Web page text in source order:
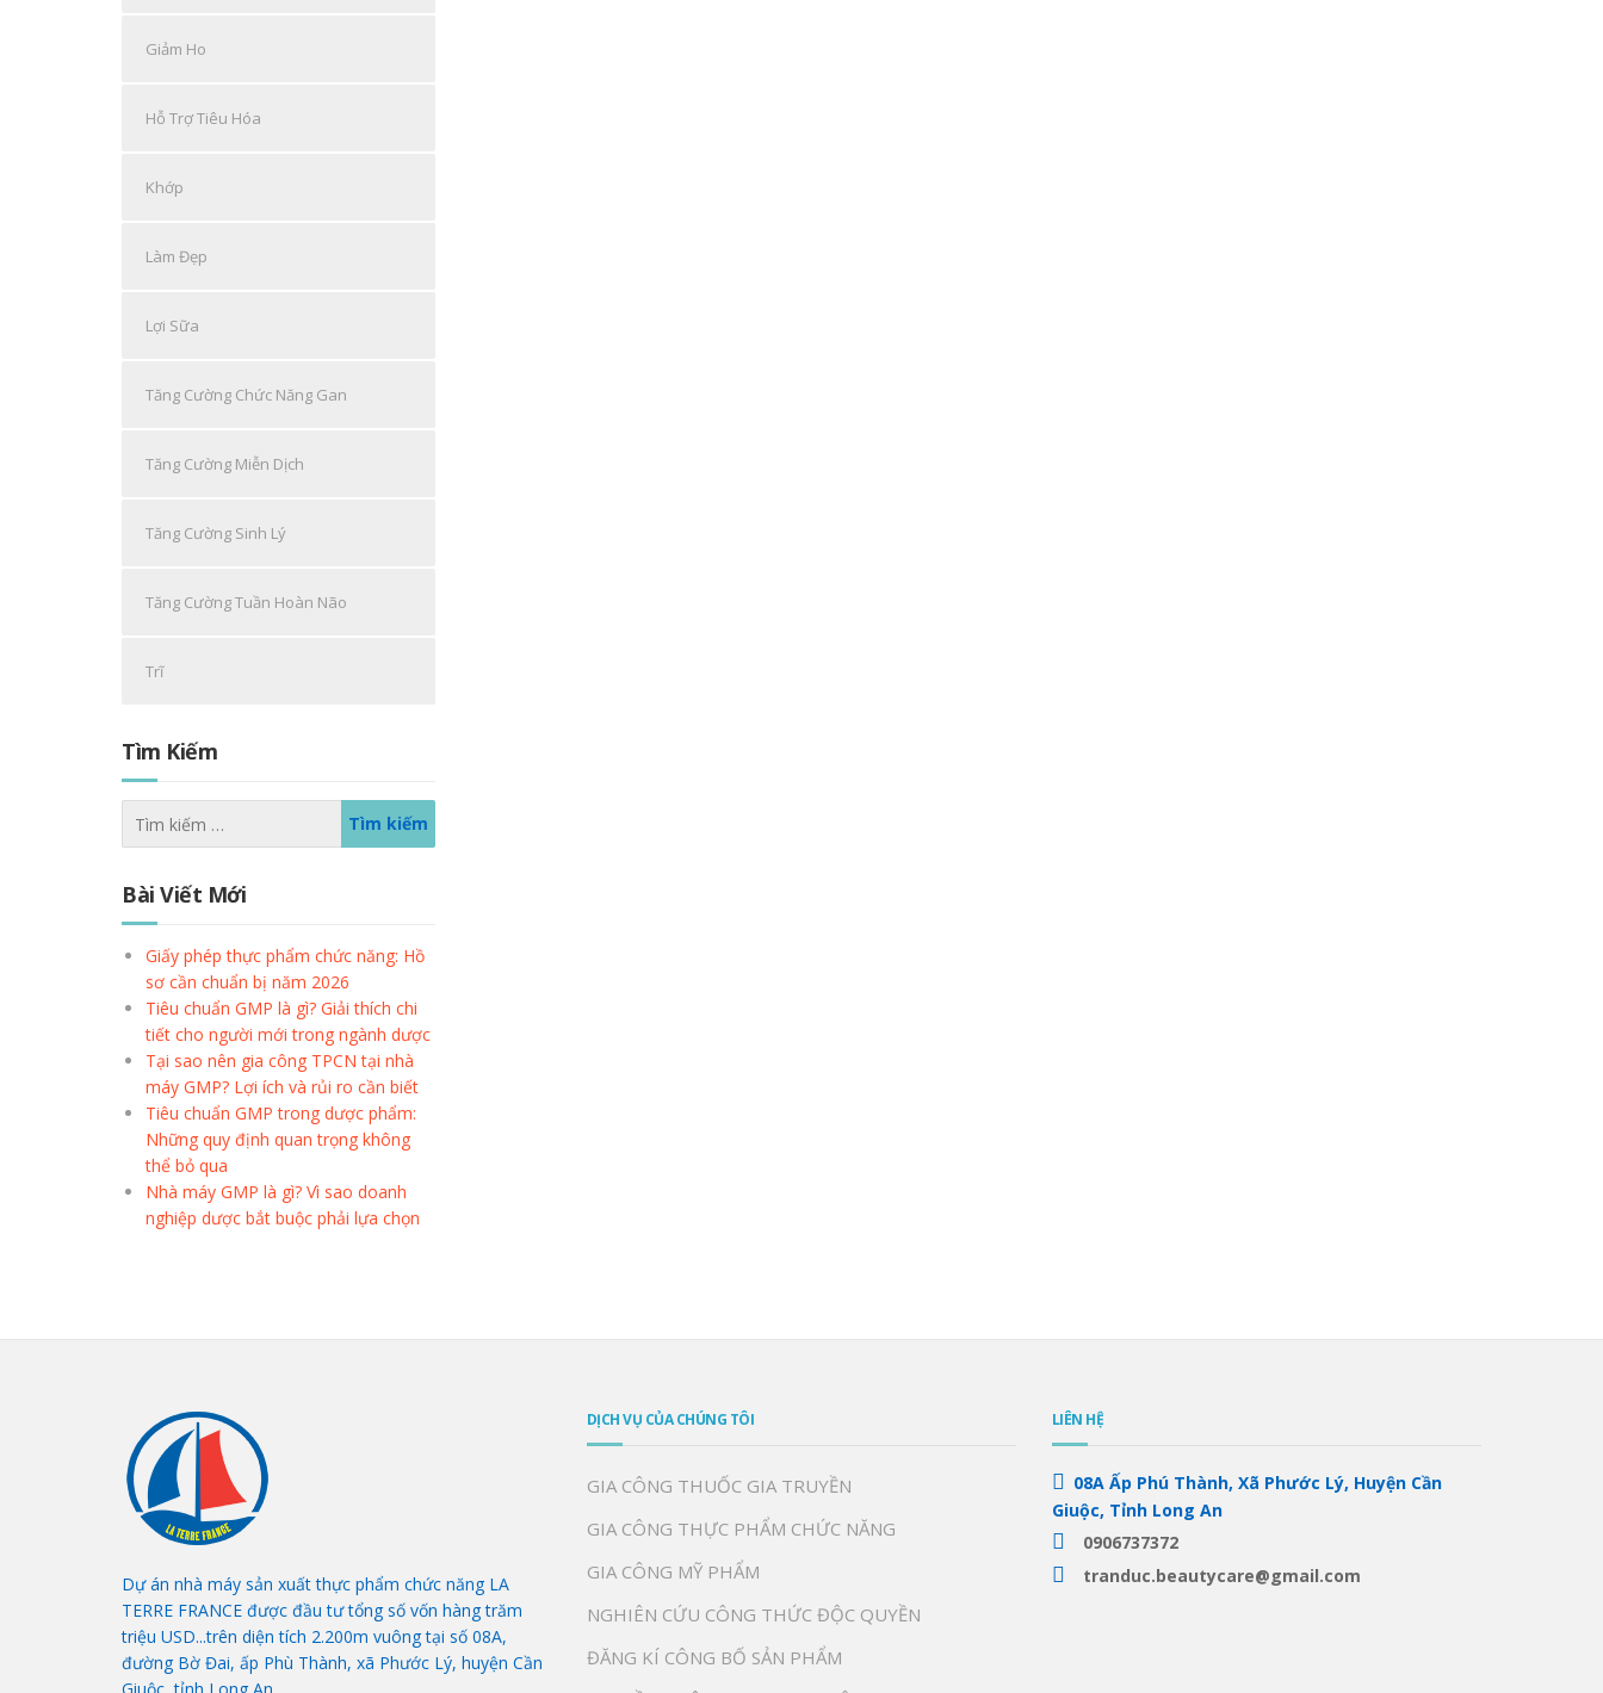
Giảm Ho
Hỗ Trợ Tiêu Hóa
Khớp
Làm Đẹp
Lợi Sữa
Tăng Cường Chức Năng Gan
Tăng Cường Miễn Dịch
Tăng Cường Sinh Lý
Tăng Cường Tuần Hoàn Não
Trĩ
Tìm Kiếm
Bài Viết Mới
Giấy phép thực phẩm chức năng: Hồ
sơ cần chuẩn bị năm 2026
Tiêu chuẩn GMP là gì? Giải thích chi
tiết cho người mới trong ngành dược
Tại sao nên gia công TPCN tại nhà
máy GMP? Lợi ích và rủi ro cần biết
Tiêu chuẩn GMP trong dược phẩm:
Những quy định quan trọng không
thể bỏ qua
Nhà máy GMP là gì? Vì sao doanh
nghiệp dược bắt buộc phải lựa chọn
Dự án nhà máy sản xuất thực phẩm chức năng LA
TERRE FRANCE được đầu tư tổng số vốn hàng trăm
triệu USD...trên diện tích 2.200m vuông tại số 08A,
đường Bờ Đai, ấp Phù Thành, xã Phước Lý, huyện Cần
DỊCH VỤ CỦA CHÚNG TÔI
GIA CÔNG THUỐC GIA TRUYỀN
GIA CÔNG THỰC PHẨM CHỨC NĂNG
GIA CÔNG MỸ PHẨM
NGHIÊN CỨU CÔNG THỨC ĐỘC QUYỀN
ĐĂNG KÍ CÔNG BỐ SẢN PHẨM
LIÊN HỆ
08A Ấp Phú Thành, Xã Phước Lý, Huyện Cần
Giuộc, Tỉnh Long An
0906737372
tranduc.beautycare@gmail.com